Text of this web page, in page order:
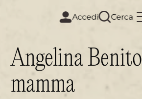
Accedi Cerca
Angelina Benito
mamma